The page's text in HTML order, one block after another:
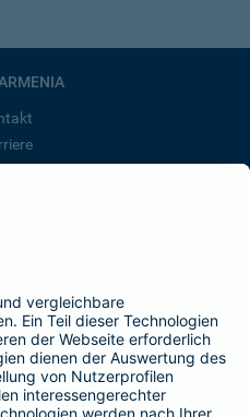
BarmeniaGothaer
SEITEN